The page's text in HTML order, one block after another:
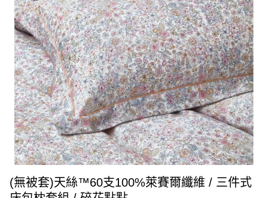
(無被套)天絲™60支100%萊賽爾纖維 / 三件式